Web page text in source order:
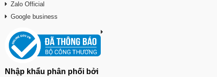
Zalo Official
Google business
Nhập khẩu phân phối bởi